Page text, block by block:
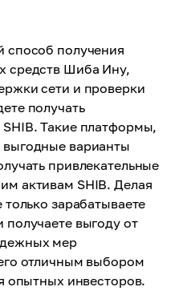
способ получения
средств Шиба Ину,
сети и проверки
получать
Такие платформы,
варианты
привлекательные
активам SHIB. Делая
зарабатываете
выгоду от
мер
отличным выбором
опытных инвесторов.